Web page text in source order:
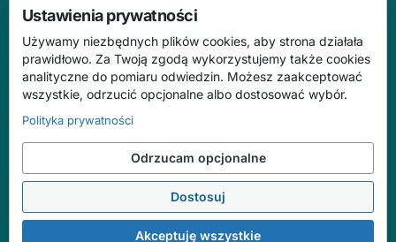
przypadków należy bezzwłocznie konsultować z prowadzącym
lekarzem ginekologiem lub innym stosownym specjalistą w danej
dziedzinie. DOBRY DOM nie odpowiada za treść reklam,
nie ponosi również żadnych konsekwencji prawnych ani
odpowiedzialności za następstwa mogące wyniknąć na skutek
zastosowania podanych informacji bez wcześniejszej konsultacji
Na stronie abcdobrejmamy.pl mogą występować wpisy
o charakterze reklamowym.
© 2026 ABC Dobrej Mamy. Wszelkie prawa zastrzeżone.
Ustawienia prywatności
Używamy niezbędnych plików cookies, aby strona działała
prawidłowo. Za Twoją zgodą wykorzystujemy także cookies
analityczne do pomiaru odwiedzin. Możesz zaakceptować
wszystkie, odrzucić opcjonalne albo dostosować wybór.
Polityka prywatności
Odrzucam opcjonalne
Dostosuj
Akceptuję wszystkie